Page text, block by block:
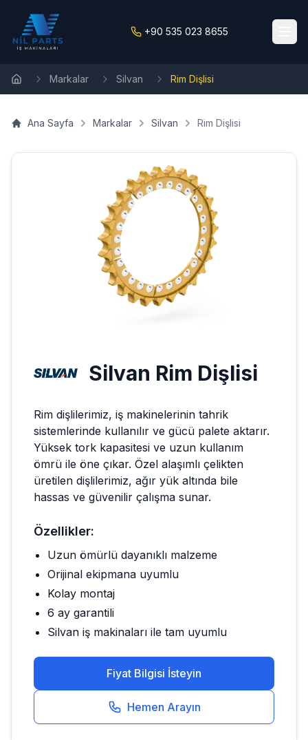
+90 535 023 8655
Markalar Silvan Rim Dişlisi
Ana Sayfa Markalar Silvan Rim Dişlisi
Silvan Rim Dişlisi
Rim dişlilerimiz, iş makinelerinin tahrik
sistemlerinde kullanılır ve gücü palete aktarır.
Yüksek tork kapasitesi ve uzun kullanım
ömrü ile öne çıkar. Özel alaşımlı çelikten
üretilen dişlilerimiz, ağır yük altında bile
hassas ve güvenilir çalışma sunar.
Özellikler:
Uzun ömürlü dayanıklı malzeme
Orijinal ekipmana uyumlu
Kolay montaj
6 ay garantili
Silvan iş makinaları ile tam uyumlu
Fiyat Bilgisi İsteyin
Hemen Arayın